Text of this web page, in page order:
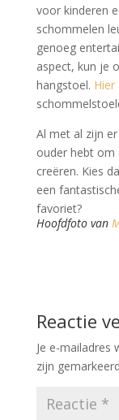
voor kinderen
schommelen
genoeg
aspect, kun je
hangstoel. Hier
Al met al zijn
ouder hebt om
creëren. Kies
een
favoriet?
Hoofdfoto van
Reactie
Je e-mailadres
zijn